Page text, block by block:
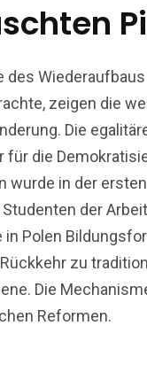
des
zeigen die
Die
die
wurde in der
der
Polen
zu
Die
Reformen.